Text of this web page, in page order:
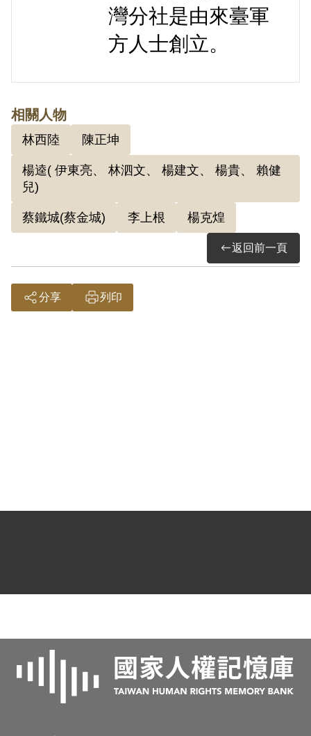
灣分社是由來臺軍
方人士創立。
相關人物
林西陸 陳正坤
楊逵( 伊東亮、 林泗文、 楊建文、 楊貴、 賴健
兒)
蔡鐵城(蔡金城) 李上根 楊克煌
返回前一頁
分享 列印